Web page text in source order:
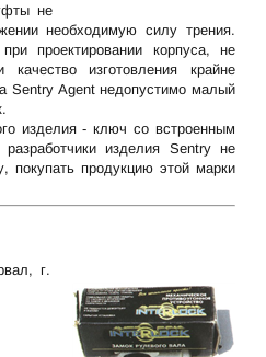
не
необходимую силу трения.
проектировании корпуса, не
изготовления крайне
Sentry Agent недопустимо малый
изделия - ключ со встроенным
изделия Sentry не
покупать продукцию этой марки
г.